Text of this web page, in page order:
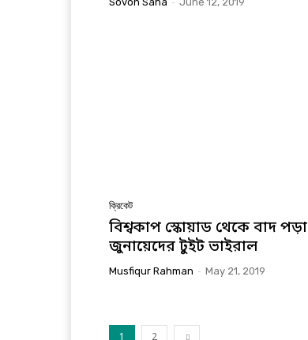
ক্রিকেট
বিশ্বকাপ স্কোয়াড থেকে বাদ পড়া
জুনায়েদের টুইট ভাইরাল
Musfiqur Rahman - May 21, 2019